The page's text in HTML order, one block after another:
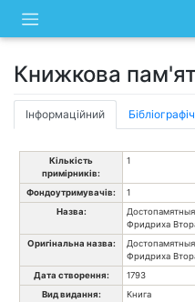
content
Книжкова
Інформаційний
Кількість
примірників:
1
Фондоутримувачів:
1
Назва:
Фридриха
Оригінальна назва:
Достопамятныя
Фридриха
Дата створення:
1793
Вид видання:
Книга